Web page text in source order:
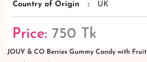
Country of Origin
: UK
Price: 750 Tk
JOUY & CO Berries Gummy Candy with